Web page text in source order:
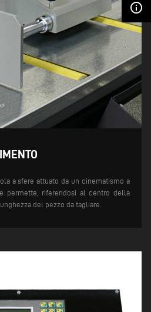
info_outline
a sfere attuato da un cinematismo a
permette, riferendosi al centro della
del pezzo da tagliare.